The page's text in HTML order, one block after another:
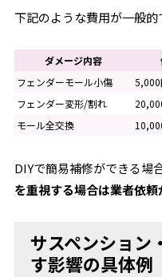
下記のような費用が一般的
ダメージ内容
フェンダーモール小傷
フェンダー変形/割れ
モール全交換
DIYで簡易補修ができる場
を重視する場合は業者依頼
サスペンション
す影響の具体例